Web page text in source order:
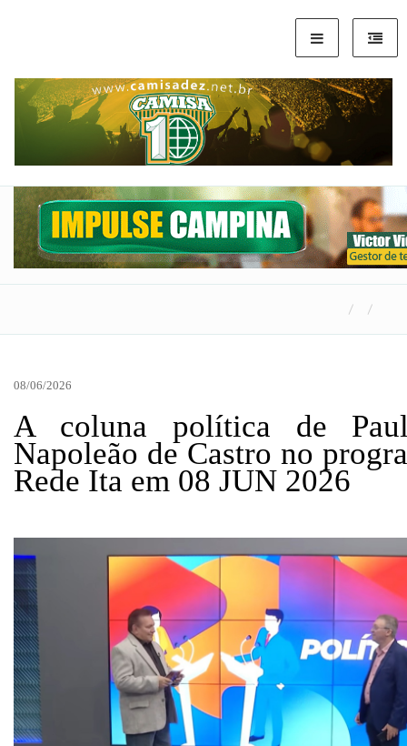
08/06/2026
A coluna política de
Napoleão de Castro no
Rede Ita em 08 JUN 2026